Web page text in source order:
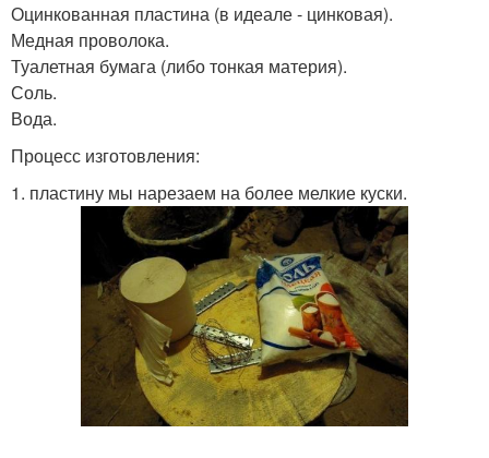
Оцинкованная пластина (в идеале - цинковая).
Медная проволока.
Туалетная бумага (либо тонкая материя).
Соль.
Вода.
Процесс изготовления:
1. пластину мы нарезаем на более мелкие куски.